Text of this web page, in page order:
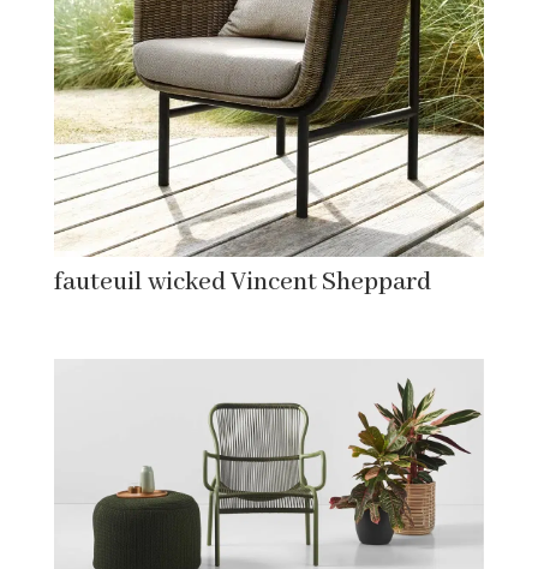
fauteuil wicked Vincent Sheppard